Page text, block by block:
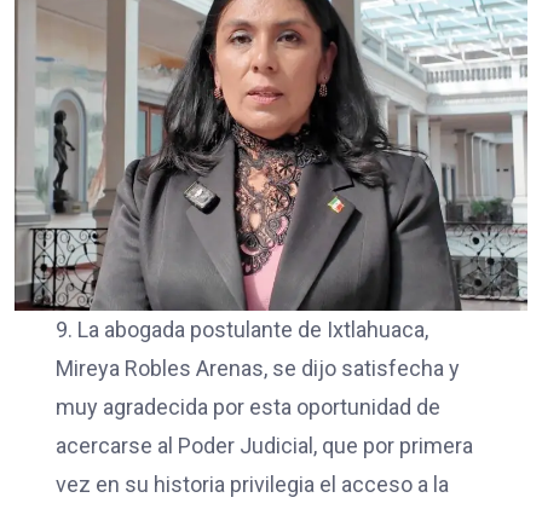
9. La abogada postulante de Ixtlahuaca,
Mireya Robles Arenas, se dijo satisfecha y
muy agradecida por esta oportunidad de
acercarse al Poder Judicial, que por primera
vez en su historia privilegia el acceso a la